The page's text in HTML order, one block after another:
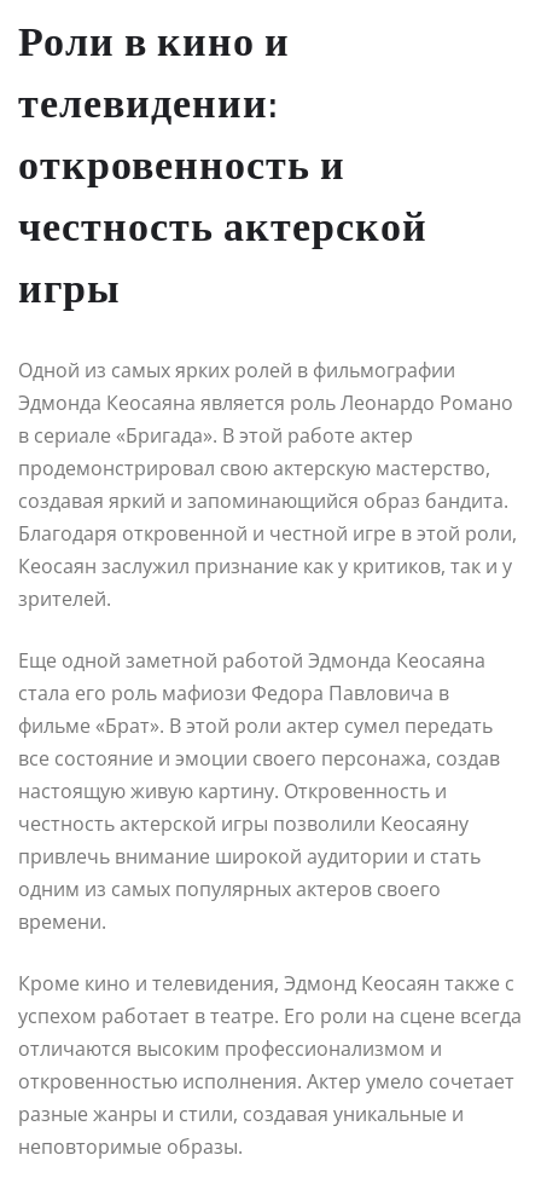
Роли в кино и
телевидении:
откровенность и
честность актерской
игры
Одной из самых ярких ролей в фильмографии
Эдмонда Кеосаяна является роль Леонардо Романо
в сериале «Бригада». В этой работе актер
продемонстрировал свою актерскую мастерство,
создавая яркий и запоминающийся образ бандита.
Благодаря откровенной и честной игре в этой роли,
Кеосаян заслужил признание как у критиков, так и у
зрителей.
Еще одной заметной работой Эдмонда Кеосаяна
стала его роль мафиози Федора Павловича в
фильме «Брат». В этой роли актер сумел передать
все состояние и эмоции своего персонажа, создав
настоящую живую картину. Откровенность и
честность актерской игры позволили Кеосаяну
привлечь внимание широкой аудитории и стать
одним из самых популярных актеров своего
времени.
Кроме кино и телевидения, Эдмонд Кеосаян также с
успехом работает в театре. Его роли на сцене всегда
отличаются высоким профессионализмом и
откровенностью исполнения. Актер умело сочетает
разные жанры и стили, создавая уникальные и
неповторимые образы.